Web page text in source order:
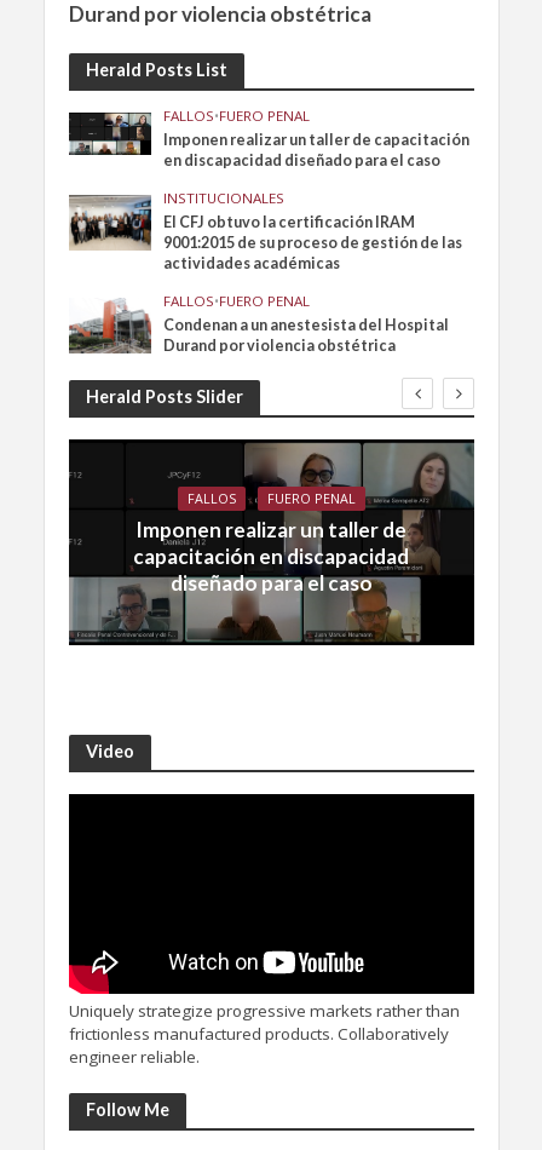
Durand por violencia obstétrica
Herald Posts List
FALLOS•FUERO PENAL
Imponen realizar un taller de capacitación
en discapacidad diseñado para el caso
INSTITUCIONALES
El CFJ obtuvo la certificación IRAM
9001:2015 de su proceso de gestión de las
actividades académicas
FALLOS•FUERO PENAL
Condenan a un anestesista del Hospital
Durand por violencia obstétrica
Herald Posts Slider
FALLOS FUERO PENAL
Imponen realizar un taller de
capacitación en discapacidad
diseñado para el caso
Video
Uniquely strategize progressive markets rather than
frictionless manufactured products. Collaboratively
engineer reliable.
Follow Me